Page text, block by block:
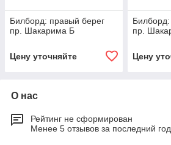
Билборд: правый берег
пр. Шакарима Б
Цену уточняйте
пр.
Цену
О нас
Рейтинг не сформирован
Менее 5 отзывов за последний год